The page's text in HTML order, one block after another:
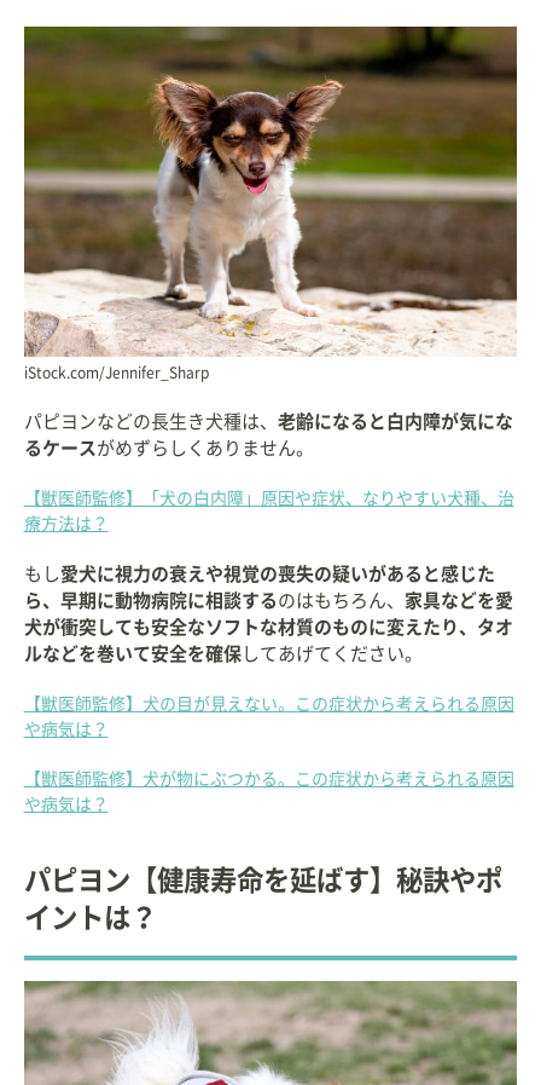
iStock.com/Jennifer_Sharp
パピヨンなどの長生き犬種は、 老齢になると白内障が気にな
るケース がめずらしくありません。
【獣医師監修】「犬の白内障」原因や症状、なりやすい犬種、治
療方法は？
もし愛犬に視力の衰えや視覚の喪失の疑いがあると感じた
ら、早期に動物病院に相談する のはもちろん、 家具などを愛
犬が衝突しても安全なソフトな材質のものに変えたり、タオ
ルなどを巻いて安全を確保してあげてください。
【獣医師監修】犬の目が見えない。この症状から考えられる原因
や病気は？
【獣医師監修】犬が物にぶつかる。この症状から考えられる原因
や病気は？
パピヨン【健康寿命を延ばす】秘訣やポ
イントは？